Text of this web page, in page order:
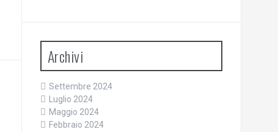
Archivi
Settembre 2024
Luglio 2024
Maggio 2024
Febbraio 2024